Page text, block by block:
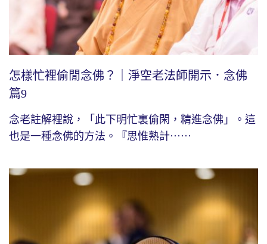
怎樣忙裡偷閒念佛？｜淨空老法師開示．念佛
篇9
念老註解裡說，「此下明忙裏偷閑，精進念佛」。這
也是一種念佛的方法。『思惟熟計⋯⋯